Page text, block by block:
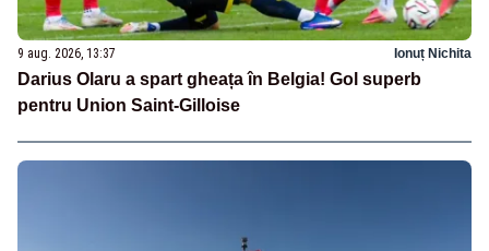
9 aug. 2026, 13:37 Ionuț Nichita
Darius Olaru a spart gheața în Belgia! Gol superb
pentru Union Saint-Gilloise